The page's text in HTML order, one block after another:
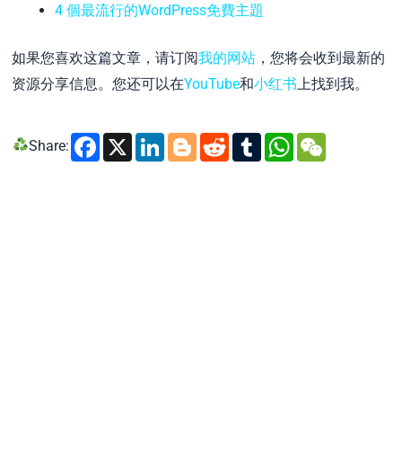
4 個最流行的WordPress免費主題
如果您喜欢这篇文章，请订阅我的网站 ，您将会收到最新的
资源分享信息。您还可以在YouTube和小红书 上找到我。
Share: Facebook
X LinkedIn
Blogger
Reddit
Tumblr